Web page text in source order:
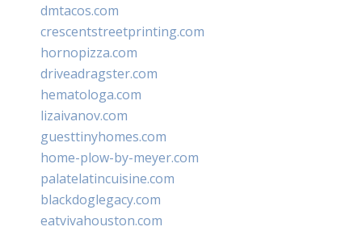
dmtacos.com
crescentstreetprinting.com
hornopizza.com
driveadragster.com
hematologa.com
lizaivanov.com
guesttinyhomes.com
home-plow-by-meyer.com
palatelatincuisine.com
blackdoglegacy.com
eatvivahouston.com